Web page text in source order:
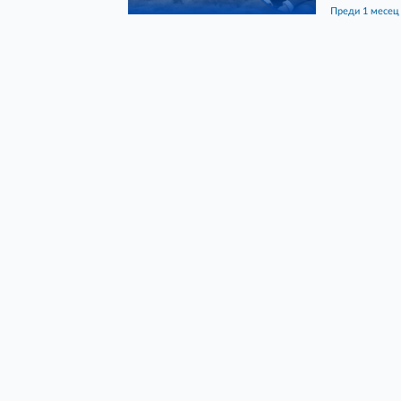
преди 1 месец